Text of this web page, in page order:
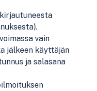
vain
jälkeen käyttäjän
ja salasana